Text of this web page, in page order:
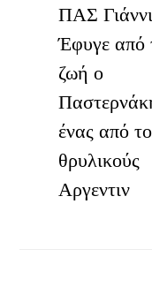
ΠΑΣ
Έφυγε από
ζωή ο
ένας από
θρυλικούς
Αργεντιν